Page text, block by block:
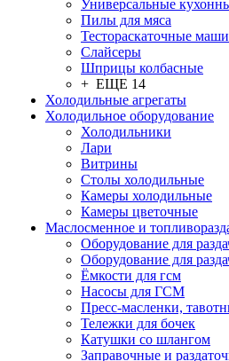
Универсальные
Пилы для мяса
Тестораскаточные
Слайсеры
Шприцы колбасные
+ ЕЩЕ 14
Холодильные агрегаты
Холодильное оборудование
Холодильники
Лари
Витрины
Столы холодильные
Камеры холодильные
Камеры цветочные
Маслосменное и
Оборудование для
Оборудование для
Ёмкости для гсм
Насосы для ГСМ
Пресс-масленки,
Тележки для бочек
Катушки со шлангом
Заправочные и